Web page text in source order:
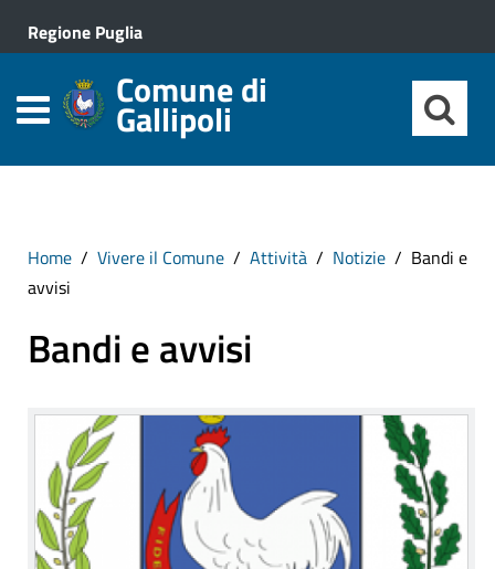
Regione Puglia
Comune di
Gallipoli
Home Vivere il Comune Attività Notizie
Bandi e
avvisi
Bandi e avvisi